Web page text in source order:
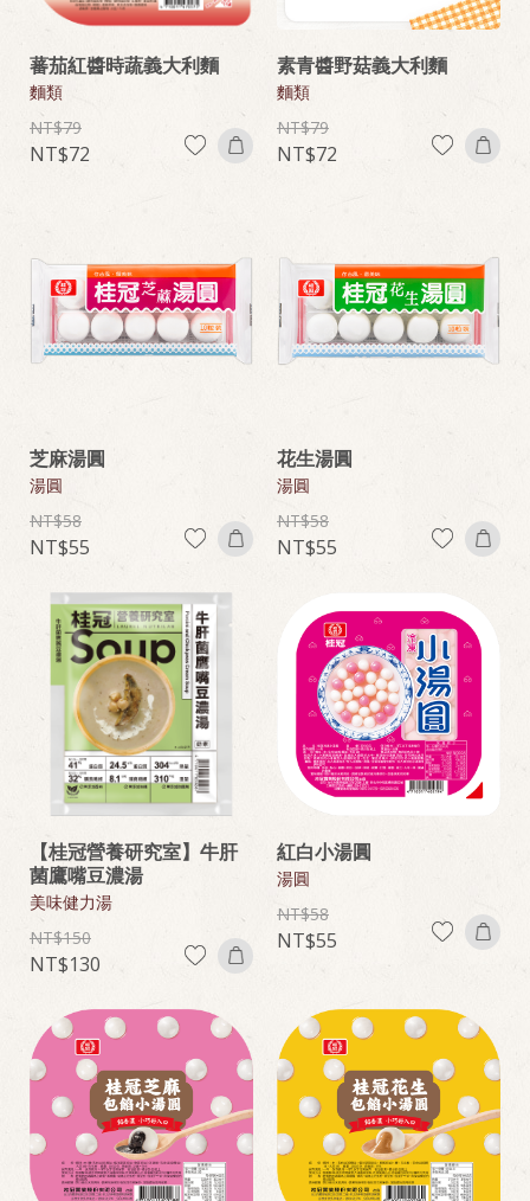
蕃茄紅醬時蔬義大利麵
麵類
79
72
素青醬野菇義大利麵
麵類
79
72
芝麻湯圓
湯圓
58
55
花生湯圓
湯圓
58
55
【桂冠營養研究室】牛肝
菌鷹嘴豆濃湯
美味健力湯
150
130
紅白小湯圓
湯圓
58
55